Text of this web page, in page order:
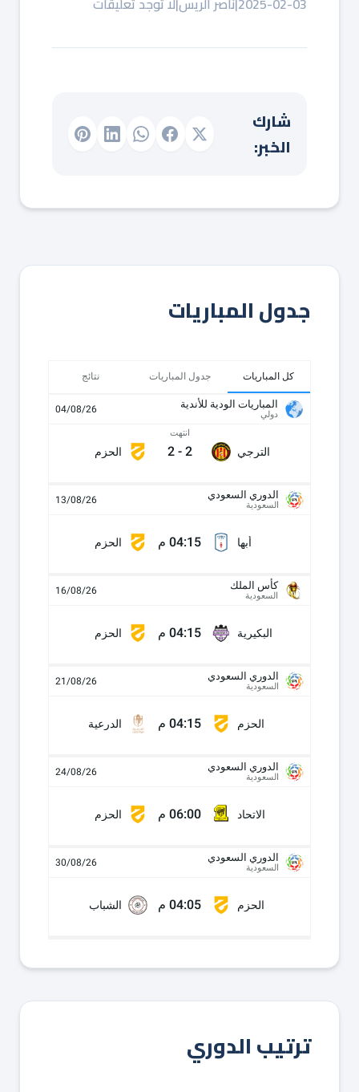
شارك
الخبر:
جدول المباريات
كل المباريات جدول المباريات نتائج
المباريات الودية للأندية
دولي 04/08/26
الترجي
انتهت
2
-
2 الحزم
الدوري السعودي
السعودية 13/08/26
أبها 04:15 م الحزم
كأس الملك
السعودية 16/08/26
البكيرية 04:15 م الحزم
الدوري السعودي
السعودية 21/08/26
الحزم 04:15 م الدرعية
الدوري السعودي
السعودية 24/08/26
الاتحاد 06:00 م الحزم
الدوري السعودي
السعودية 30/08/26
الحزم 04:05 م الشباب
ترتيب الدوري